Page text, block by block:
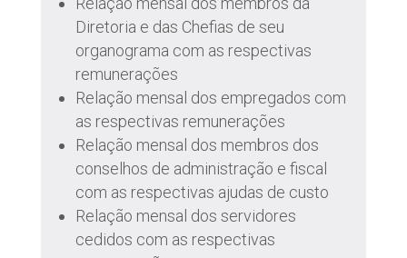
Diretoria e das Chefias de seu
organograma com as respectivas
remunerações
Relação mensal dos empregados com
as respectivas remunerações
Relação mensal dos membros dos
conselhos de administração e fiscal
com as respectivas ajudas de custo
Relação mensal dos servidores
cedidos com as respectivas